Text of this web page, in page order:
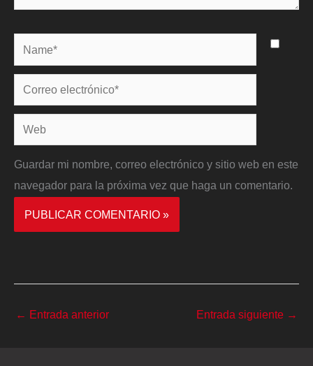
Name*
Correo
electrónico*
Web
Guardar mi nombre, correo electrónico y sitio web en este
navegador para la próxima vez que haga un comentario.
← Entrada anterior Entrada siguiente →